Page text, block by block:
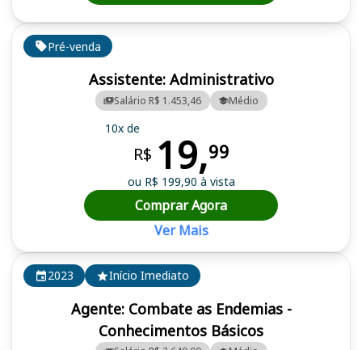
2023 Início Imediato
Agente: Combate as Endemias -
Conhecimentos Básicos
Pré-venda
Assistente: Administrativo
Salário R$ 1.453,46 Médio
10x de
R$ 19,99
ou R$ 199,90 à vista
Comprar Agora
Ver Mais